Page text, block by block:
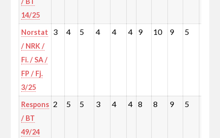
14/25
Norstat
/ NRK /
Fi. / SA /
FP / Fj.
3/25
3 4 5 4 4 4 9 10 9 5
Respons
/ BT
49/24
2 5 5 3 4 4 8 8 9 5